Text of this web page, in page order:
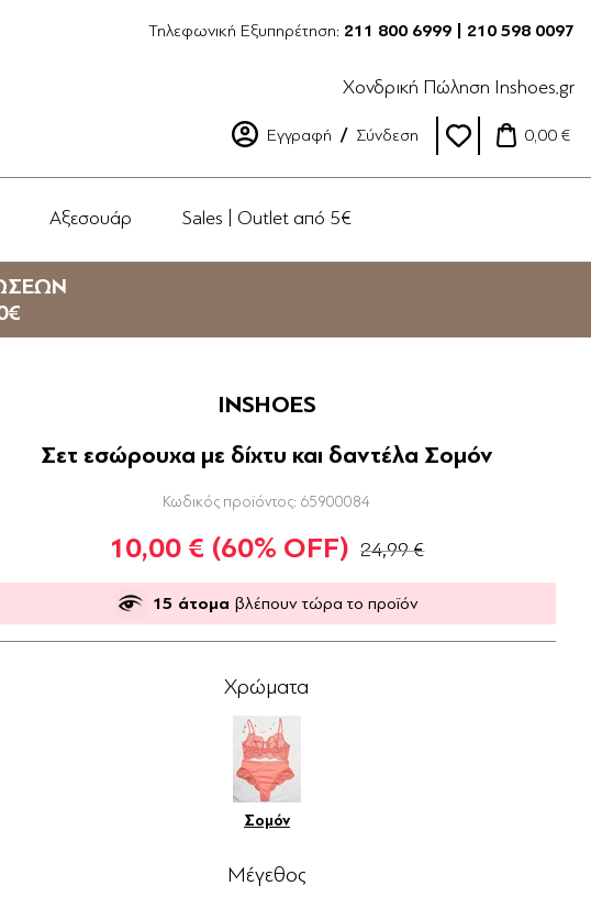
Τηλεφωνική Εξυπηρέτηση: 211 800 6999 | 210 598 0097
Χονδρική Πώληση Inshoes.gr
Εγγραφή Σύνδεση 0,00 €
Αξεσουάρ Sales | Outlet από 5€
INSHOES
Σετ εσώρουχα με δίχτυ και δαντέλα Σομόν
Κωδικός προϊόντος: 65900084
10,00 € (60% OFF) 24,99 €
15 άτομα βλέπουν τώρα το προϊόν
Χρώματα
Σομόν
Μέγεθος